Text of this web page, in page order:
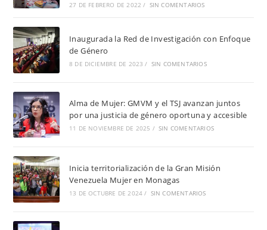
27 DE FEBRERO DE 2022 / SIN COMENTARIOS
Inaugurada la Red de Investigación con Enfoque
de Género
8 DE DICIEMBRE DE 2023 / SIN COMENTARIOS
Alma de Mujer: GMVM y el TSJ avanzan juntos
por una justicia de género oportuna y accesible
11 DE NOVIEMBRE DE 2025 / SIN COMENTARIOS
Inicia territorialización de la Gran Misión
Venezuela Mujer en Monagas
13 DE OCTUBRE DE 2024 / SIN COMENTARIOS